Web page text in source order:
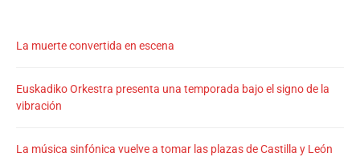
La muerte convertida en escena
Euskadiko Orkestra presenta una temporada bajo el signo de la
vibración
La música sinfónica vuelve a tomar las plazas de Castilla y León